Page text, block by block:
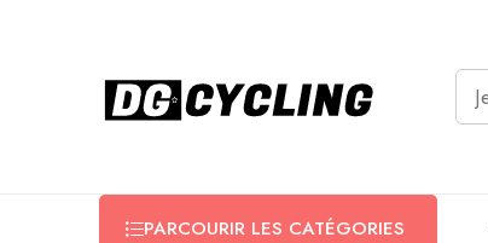
PARCOURIR LES CATÉGORIES